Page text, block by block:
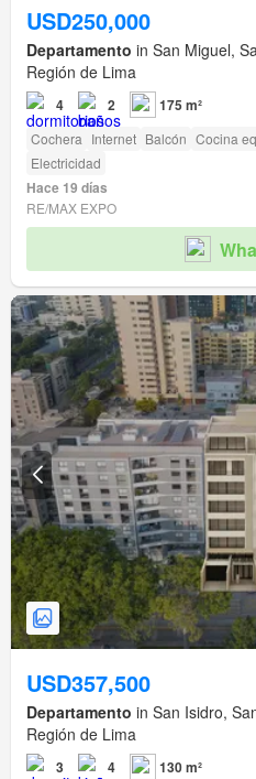
USD250,000
Departamento in San Miguel,
Región de Lima
4 2 175 m²
Cochera Internet Balcón Cocina
Electricidad
Hace 19 días
RE/MAX EXPO
USD357,500
Departamento in San Isidro,
Región de Lima
3 4 130 m²